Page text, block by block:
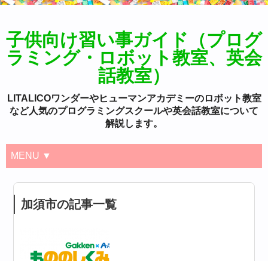
子供向け習い事ガイド（プログ
ラミング・ロボット教室、英会
話教室）
LITALICOワンダーやヒューマンアカデミーのロボット教室
など人気のプログラミングスクールや英会話教室について
解説します。
MENU ▼
加須市の記事一覧